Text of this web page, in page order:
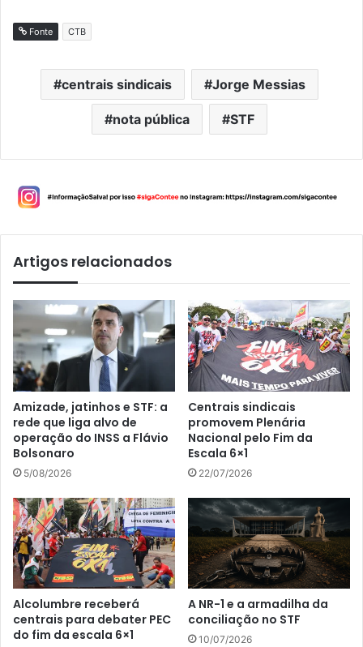
Fonte CTB
centrais sindicais Jorge Messias
nota pública STF
Artigos relacionados
Amizade, jatinhos e STF: a
rede que liga alvo de
operação do INSS a Flávio
Bolsonaro
5/08/2026
Centrais sindicais
promovem Plenária
Nacional pelo Fim da
Escala 6×1
22/07/2026
Alcolumbre receberá
centrais para debater PEC
do fim da escala 6×1
A NR-1 e a armadilha da
conciliação no STF
10/07/2026